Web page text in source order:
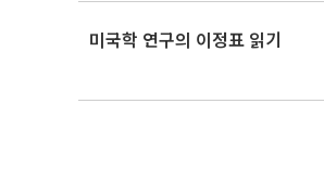
미국학 연구의 이정표 읽기